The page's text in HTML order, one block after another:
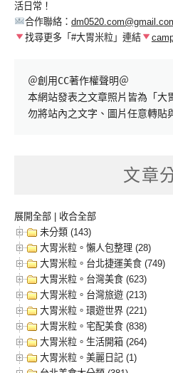
活日常！
合作聯絡：
找尋更多「#大胃米粒」連結
＠創用CC著作權聲明＠
本網站發表之文章照片皆為「大
勿將站內之文字、圖片任意轉貼
文章
展開全部 | 收合全部
未分類 (143)
大胃米粒。懶人包整理 (28)
大胃米粒。台北捷運美食 (749)
大胃米粒。台灣美食 (623)
大胃米粒。台灣旅遊 (213)
大胃米粒。環遊世界 (221)
大胃米粒。宅配美食 (838)
大胃米粒。生活開箱 (264)
大胃米粒。美麗日記 (1)